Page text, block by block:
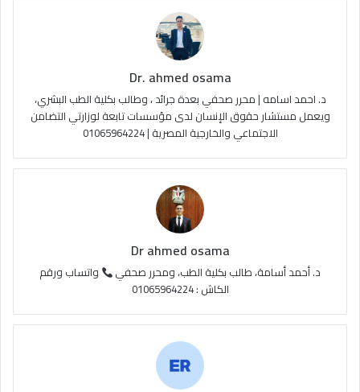
e
ا
م
ا
ل
م
و
R
S
S
Dr. ahmed osama
د. احمد اسامه | محرر صحفي بعدة جرائد ، وطالب بكلية الطب البشري،
ويعمل مستشار حقوق الإنسان لدى مؤسسات تابعة لوزارتي التضامن
الاجتماعي والخارجية المصرية | 01065964224
Dr ahmed osama
د. أحمد أسامة، طالب بكلية الطب، ومحرر صحفي
واتساب ورقم
الكاش : 01065964224